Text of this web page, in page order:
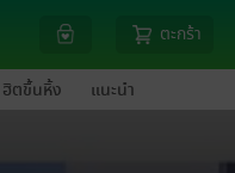
ตะกร้า
ฮิตขึ้นหิ้ง แนะนำ